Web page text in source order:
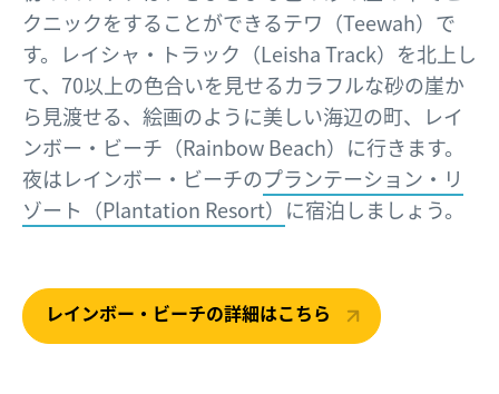
クニックをすることができるテワ（Teewah）で
す。レイシャ・トラック（Leisha Track）を北上し
て、70以上の色合いを見せるカラフルな砂の崖か
ら見渡せる、絵画のように美しい海辺の町、レイ
ンボー・ビーチ（Rainbow Beach）に行きます。
夜はレインボー・ビーチのプランテーション・リ
ゾート（Plantation Resort） に宿泊しましょう。
レインボー・ビーチの詳細はこちら